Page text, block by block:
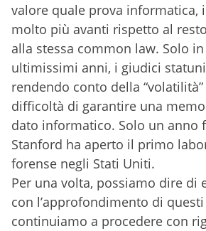
valore quale prova informatica,
molto più avanti rispetto al
alla stessa common law. Solo
ultimissimi anni, i giudici
rendendo conto della
difficoltà di garantire una
dato informatico. Solo un anno
Stanford ha aperto il primo
forense negli Stati Uniti.
Per una volta, possiamo dire di
con l’approfondimento di
continuiamo a procedere con